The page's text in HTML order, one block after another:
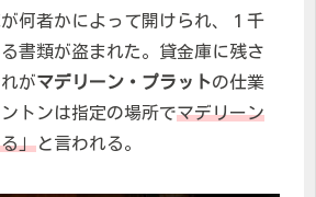
何者かによって開けられ、１千
書類が盗まれた。貸金庫に残さ
がマデリーン・プラットの仕業
トンは指定の場所でマデリーン
」と言われる。